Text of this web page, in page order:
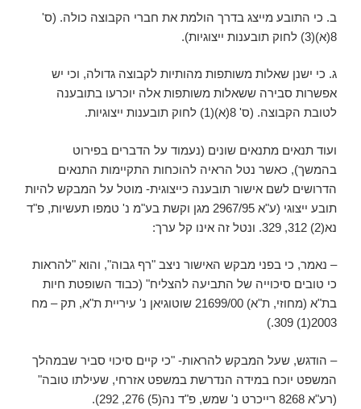
ב. כי התובע מייצג בדרך הולמת את חברי הקבוצה כולה. (ס'
8(א)(3) לחוק תובענות ייצוגיות).
ג. כי ישנן שאלות משותפות מהותיות לקבוצה גדולה, וכי יש
אפשרות סבירה ששאלות משותפות אלה יוכרעו בתובענה
לטובת הקבוצה. (ס' 8(א)(1) לחוק תובענות ייצוגיות.
ועוד תנאים מתנאים שונים (נעמוד על הדברים בפירוט
בהמשך), כאשר נטל הראיה להוכחות התקיימות התנאים
הדרושים לשם אישור תובענה כייצוגית- מוטל על המבקש להיות
תובע ייצוגי (ע"א 2967/95 מגן וקשת בע"מ נ' טמפו תעשיות, פ"ד
נא(2) 312, 329. ונטל זה אינו קל ערך:
– נאמר, כי בפני מבקש האישור ניצב "רף גבוה", והוא "להראות
כי טובים סיכוייה של התביעה להצליח" (כבוד השופטת חיות
בת"א (מחוזי, ת"א) 21699/00 שוטוגיאן נ' עיריית ת"א, תק – מח
2003(1) 309.)
– הודגש, שעל המבקש להראות- "כי קיים סיכוי סביר שבמהלך
המשפט יוכח במידה הנדרשת במשפט אזרחי, שעילתו טובה"
(רע"א 8268 רייכרט נ' שמש, פ"ד נה(5) 276, 292).